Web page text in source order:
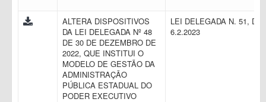
ALTERA DISPOSITIVOS
DA LEI DELEGADA Nº 48
DE 30 DE DEZEMBRO DE
2022, QUE INSTITUI O
MODELO DE GESTÃO DA
ADMINISTRAÇÃO
PÚBLICA ESTADUAL DO
PODER EXECUTIVO
LEI DELEGADA N. 51, DE
6.2.2023